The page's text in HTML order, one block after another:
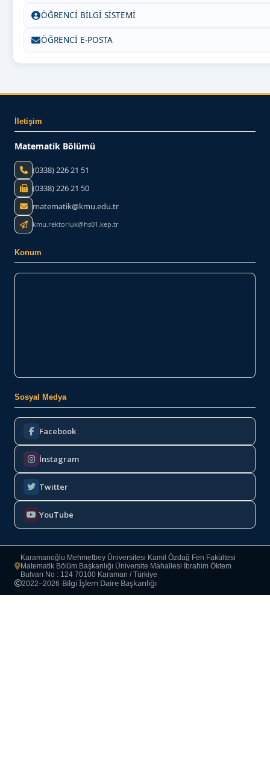
ÖĞRENCİ BİLGİ SİSTEMİ
ÖĞRENCİ E-POSTA
İletişim
Matematik Bölümü
(0338) 226 21 51
(0338) 226 21 50
matematik@kmu.edu.tr
kmu.rektorluk@hs01.kep.tr
Konum
Sosyal Medya
Facebook
İnstagram
Twitter
YouTube
Karamanoğlu Mehmetbey Üniversitesi Kamil Özdağ Fen Fakültesi
Matematik Bölüm Başkanlığı Üniversite Mahallesi İbrahim Öktem
Bulvarı No : 124 70100 Karaman / Türkiye
Copyright
2022–2026·Bilgi İşlem Daire Başkanlığı